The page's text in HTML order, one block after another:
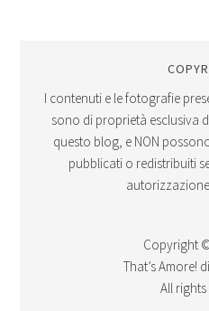
I contenuti e le fotografie
sono di proprietà esclusiva
questo blog, e NON
pubblicati o redistribuiti
Copyright
That’s Amore!
All